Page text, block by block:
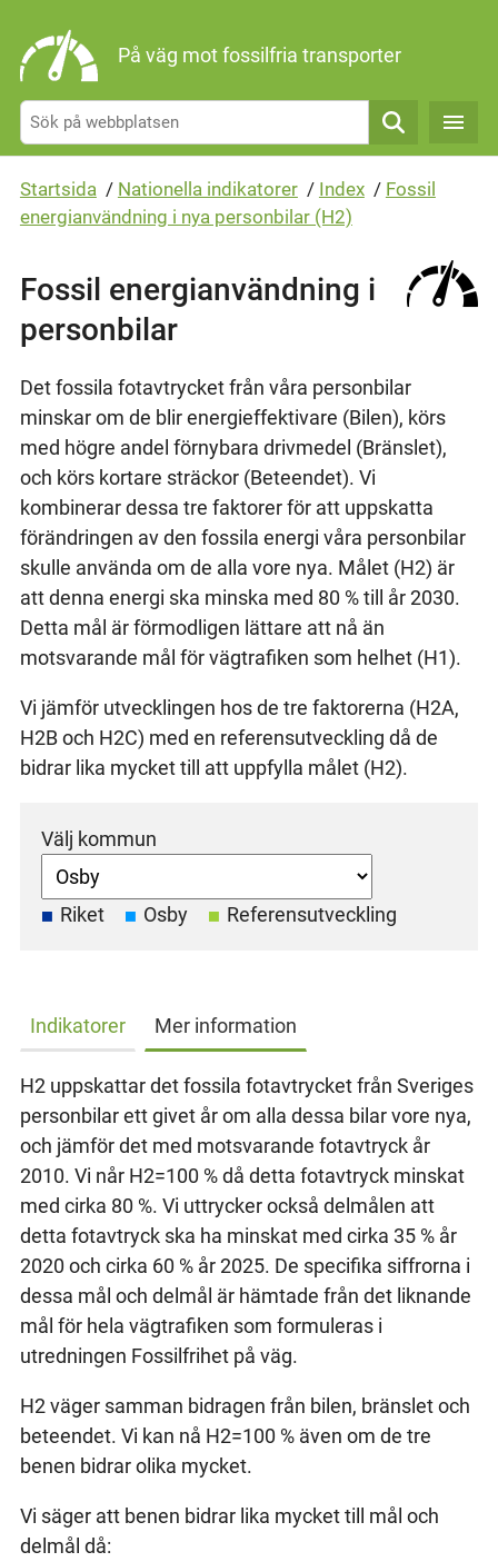
På väg mot fossilfria transporter
Sök
Startsida / Nationella indikatorer / Index / Fossil
energianvändning i nya personbilar (H2)
Fossil energianvändning i
personbilar
Det fossila fotavtrycket från våra personbilar
minskar om de blir energieffektivare (Bilen), körs
med högre andel förnybara drivmedel (Bränslet),
och körs kortare sträckor (Beteendet). Vi
kombinerar dessa tre faktorer för att uppskatta
förändringen av den fossila energi våra personbilar
skulle använda om de alla vore nya. Målet (H2) är
att denna energi ska minska med 80 % till år 2030.
Detta mål är förmodligen lättare att nå än
motsvarande mål för vägtrafiken som helhet (H1).
Vi jämför utvecklingen hos de tre faktorerna (H2A,
H2B och H2C) med en referensutveckling då de
bidrar lika mycket till att uppfylla målet (H2).
Välj kommun
Riket Osby Referensutveckling
Indikatorer Mer information
H2 uppskattar det fossila fotavtrycket från Sveriges
personbilar ett givet år om alla dessa bilar vore nya,
och jämför det med motsvarande fotavtryck år
2010. Vi når H2=100 % då detta fotavtryck minskat
med cirka 80 %. Vi uttrycker också delmålen att
detta fotavtryck ska ha minskat med cirka 35 % år
2020 och cirka 60 % år 2025. De specifika siffrorna i
dessa mål och delmål är hämtade från det liknande
mål för hela vägtrafiken som formuleras i
utredningen Fossilfrihet på väg.
H2 väger samman bidragen från bilen, bränslet och
beteendet. Vi kan nå H2=100 % även om de tre
benen bidrar olika mycket.
Vi säger att benen bidrar lika mycket till mål och
delmål då: